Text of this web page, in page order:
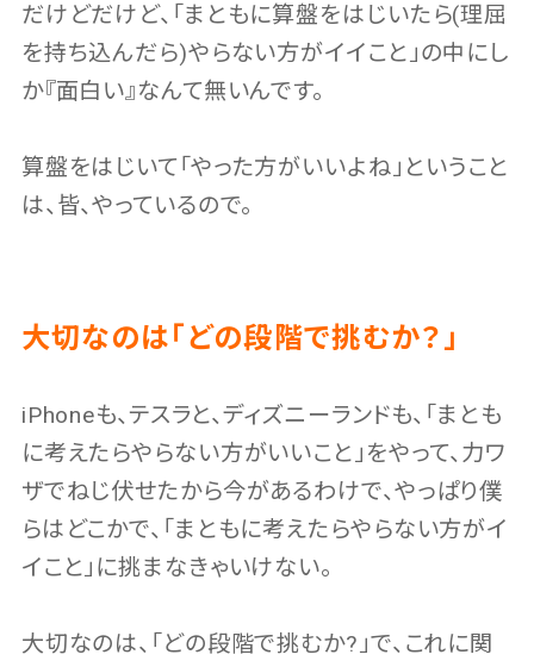
だけどだけど、「まともに算盤をはじいたら(理屈
を持ち込んだら)やらない方がイイこと」の中にし
か『面白い』なんて無いんです。
算盤をはじいて「やった方がいいよね」ということ
は、皆、やっているので。
大切なのは「どの段階で挑むか？」
iPhoneも、テスラと、ディズニーランドも、「まとも
に考えたらやらない方がいいこと」をやって、力ワ
ザでねじ伏せたから今があるわけで、やっぱり僕
らはどこかで、「まともに考えたらやらない方がイ
イこと」に挑まなきゃいけない。
大切なのは、「どの段階で挑むか?」で、これに関